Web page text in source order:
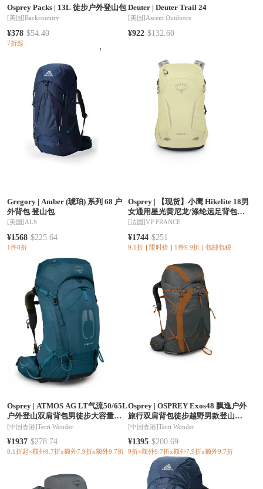
Osprey Packs| 13L 徒步户外登山包
[美国]Backcountry
¥378 $54.40
7折起
Deuter |Deuter Trail 24
[美国]Ascent Outdoors
¥922 $132.60
Gregory| Amber (琥珀) 系列 68 户
外背包 登山包
[美国] ALS
¥1568 $225.64
1件8折
Osprey |
【现货】小鹰 Hikelite 18男
女通用星光黄尼龙/涤纶远足背包
HIKELITE-18-STARDUST-
[法国]VP FRANCE
¥1744 $251
9.1折 限时价 1件9.9折 包邮包税
Osprey| ATMOS AG LT气流50/65L
户外登山双肩背包男徒步大容量新
款(香港仓发货）
[中国香港]Terri Wonder
¥1937 $278.74
8.1折起×额外9.7折x额外7.9折x额外9.7折
Osprey |OSPREY Exos48 飘逸户外
旅行双肩背包徒步越野男款登山包
新款(香港仓发货）
[中国香港]Terri Wonder
¥1395 $200.69
9折×额外9.7折x额外7.9折x额外9.7折